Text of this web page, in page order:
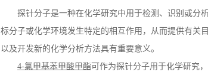
探针分子是一种在化学研究中用于检测、识别或分
标分子或化学环境发生特定的相互作用，从而提供有关
以及开发新的化学分析方法具有重要意义。
4-氯甲基苯甲酸甲酯可作为探针分子用于化学研究